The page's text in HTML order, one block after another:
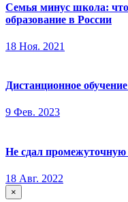
Семья минус школа: что
образование в России
18 Ноя. 2021
Дистанционное
9 Фев. 2023
Не сдал промежуточную
18 Авг. 2022
×